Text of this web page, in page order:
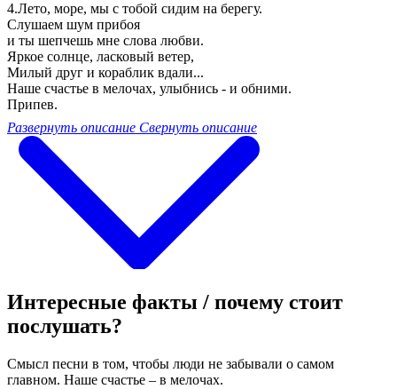
4.Лето, море, мы с тобой сидим на берегу.
Слушаем шум прибоя
и ты шепчешь мне слова любви.
Яркое солнце, ласковый ветер,
Милый друг и кораблик вдали...
Наше счастье в мелочах, улыбнись - и обними.
Припев.
Развернуть описание Свернуть описание
Интересные факты / почему стоит
послушать?
Смысл песни в том, чтобы люди не забывали о самом
главном. Наше счастье – в мелочах.